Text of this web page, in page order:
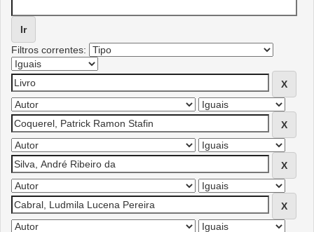
Filtros correntes: